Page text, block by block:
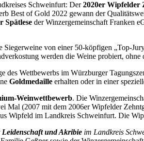
Schweinfurt: Der2020er Wipfelder
Best of Gold 2022 gewann der
Spätlese der Winzergemeinschaft Franken
von einer 50-köpfigen „Top-
werden die Weine probiert,
des Wettbewerbs im Würzburger
Goldmedaille erhalten oder in einer
Weinwettbewerb. Die
Mal (2007 mit dem 2006er Wipfelder
Wipfeld im Landkreis Schweinfurt. Die
Leidenschaft und Akribie im Landkreis